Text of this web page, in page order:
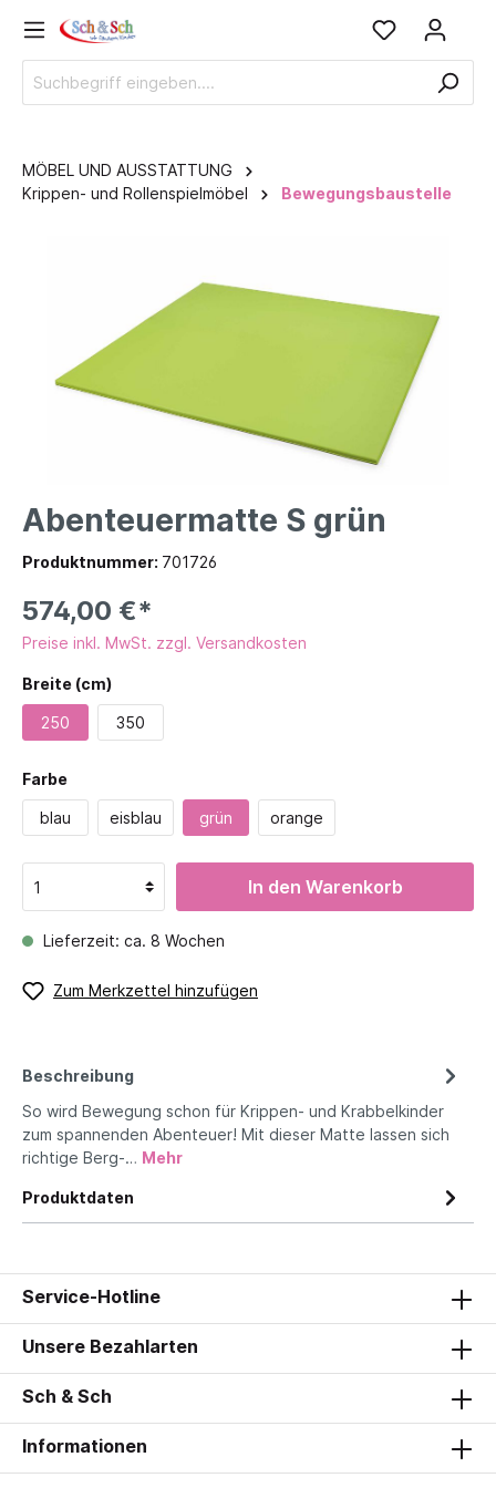
MÖBEL UND AUSSTATTUNG
Krippen- und Rollenspielmöbel
Bewegungsbaustelle
Abenteuermatte S grün
Produktnummer: 701726
574,00 €*
Preise inkl. MwSt. zzgl. Versandkosten
Breite (cm)
250 350
Farbe
blau eisblau grün orange
In den Warenkorb
Lieferzeit: ca. 8 Wochen
Zum Merkzettel hinzufügen
Beschreibung
So wird Bewegung schon für Krippen- und Krabbelkinder
zum spannenden Abenteuer! Mit dieser Matte lassen sich
richtige Berg-… Mehr
Produktdaten
Service-Hotline
Unsere Bezahlarten
Sch & Sch
Informationen